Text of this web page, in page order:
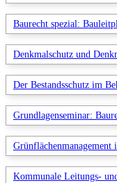
Baurecht spezial:
Denkmalschutz und
Der Bestandsschutz im
Grundlagenseminar:
Kommunale Leitungs-